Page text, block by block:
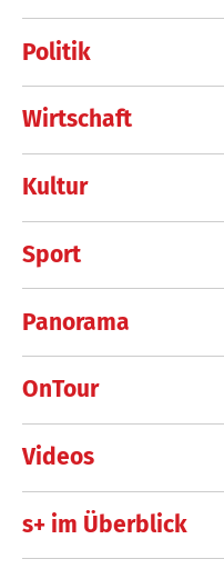
Politik
Wirtschaft
Kultur
Sport
Panorama
OnTour
Videos
s+ im Überblick